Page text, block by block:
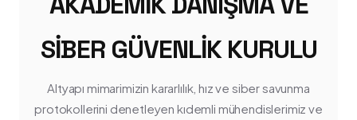
SIBER GÜVENLIK KURULU
Altyapı mimarimizin kararlılık, hız ve siber savunma
protokollerini denetleyen kıdemli mühendislerimiz ve